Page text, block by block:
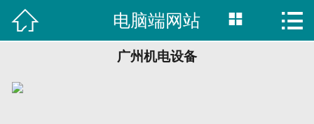
 首页
 电脑端网站  
广州机电设备